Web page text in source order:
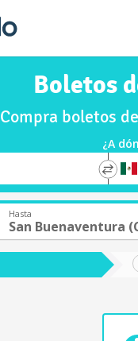
Boletos
Compra boletos
¿A
*
Hasta
San Buenaventura